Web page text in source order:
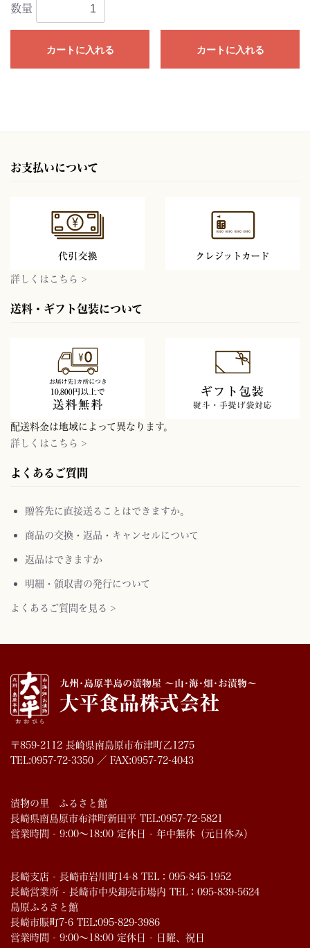
数量
カートに入れる カートに入れる
お支払いについて
詳しくはこちら >
送料・ギフト包装について
配送料金は地域によって異なります。
詳しくはこちら >
よくあるご質問
贈答先に直接送ることはできますか。
商品の交換・返品・キャンセルについて
返品はできますか
明細・領収書の発行について
よくあるご質問を見る >
〒859-2112 長崎県南島原市布津町乙1275
TEL:0957-72-3350 ／ FAX:0957-72-4043
漬物の里 ふるさと館
長崎県南島原市布津町新田平 TEL:0957-72-5821
営業時間 - 9:00～18:00 定休日 - 年中無休（元日休み）
長崎支店 - 長崎市岩川町14-8 TEL：095-845-1952
長崎営業所 - 長崎市中央卸売市場内 TEL：095-839-5624
島原ふるさと館
長崎市賑町7-6 TEL:095-829-3986
営業時間 - 9:00～18:00 定休日 - 日曜、祝日